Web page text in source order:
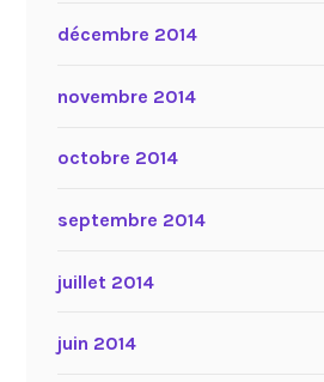
décembre 2014
novembre 2014
octobre 2014
septembre 2014
juillet 2014
juin 2014